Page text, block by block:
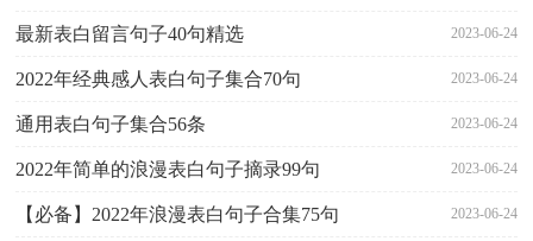
最新表白留言句子40句精选 2023-06-24
2022年经典感人表白句子集合70句 2023-06-24
通用表白句子集合56条 2023-06-24
2022年简单的浪漫表白句子摘录99句 2023-06-24
【必备】2022年浪漫表白句子合集75句 2023-06-24